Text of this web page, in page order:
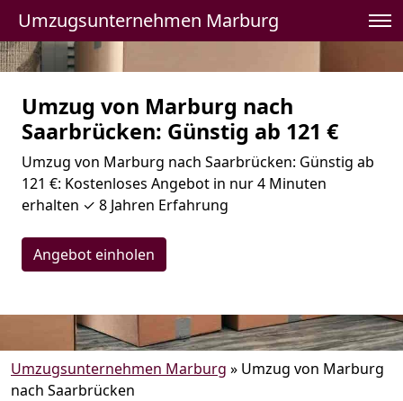
Umzugsunternehmen Marburg
Umzug von Marburg nach
Saarbrücken: Günstig ab 121 €
Umzug von Marburg nach Saarbrücken: Günstig ab
121 €: Kostenloses Angebot in nur 4 Minuten
erhalten ✓ 8 Jahren Erfahrung
Angebot einholen
Umzugsunternehmen Marburg » Umzug von Marburg
nach Saarbrücken